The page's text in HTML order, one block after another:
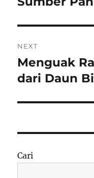
NEXT
Next
post:
Menguak
dari Daun
Cari